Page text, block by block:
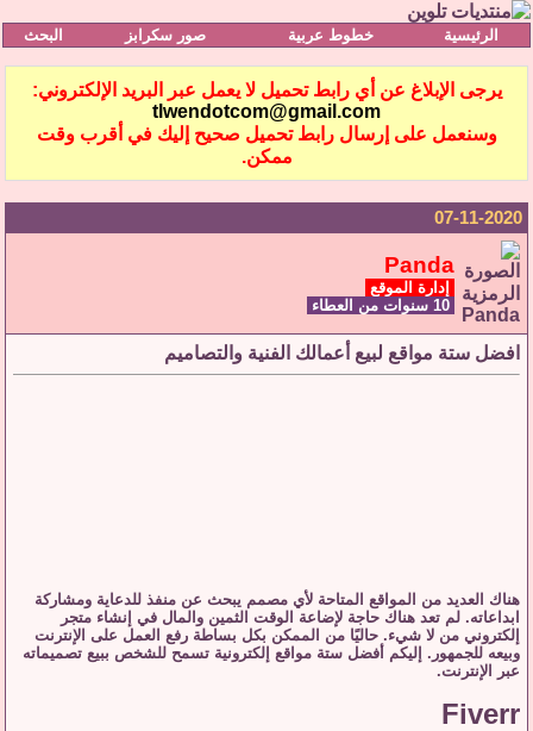
الرئيسية خطوط عربية صور سكرابز البحث
يرجى الإبلاغ عن أي رابط تحميل لا يعمل عبر البريد الإلكتروني:
tlwendotcom@gmail.com
وسنعمل على إرسال رابط تحميل صحيح إليك في أقرب وقت
ممكن.
07-11-2020
Panda
إدارة الموقع
افضل ستة مواقع لبيع أعمالك الفنية والتصاميم
هناك العديد من المواقع المتاحة لأي مصمم يبحث عن منفذ للدعاية ومشاركة
ابداعاته. لم تعد هناك حاجة لإضاعة الوقت الثمين والمال في إنشاء متجر
إلكتروني من لا شيء. حاليًا من الممكن بكل بساطة رفع العمل على الإنترنت
وبيعه للجمهور. إليكم أفضل ستة مواقع إلكترونية تسمح للشخص ببيع تصميماته
عبر الإنترنت.
Fiverr